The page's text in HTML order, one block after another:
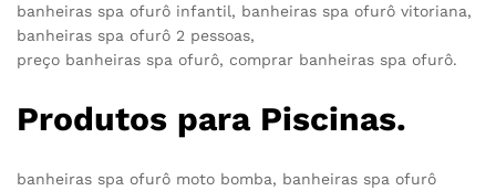
banheiras spa ofurô infantil, banheiras spa ofurô vitoriana,
banheiras spa ofurô 2 pessoas,
preço banheiras spa ofurô, comprar banheiras spa ofurô.
Produtos para Piscinas.
banheiras spa ofurô moto bomba, banheiras spa ofurô